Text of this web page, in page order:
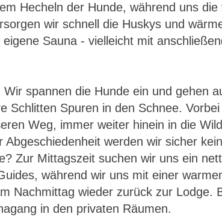
Hecheln der Hunde, während uns
wir schnell die Huskys und
Sauna - vielleicht mit
spannen die Hunde ein und gehen
Schlitten Spuren in den Schnee.
Weg, immer weiter hinein in die
werden wir sicher
Zur Mittagszeit suchen wir uns ein
während wir uns mit einer
Nachmittag wieder zurück zur Lodge.
in den privaten Räumen.